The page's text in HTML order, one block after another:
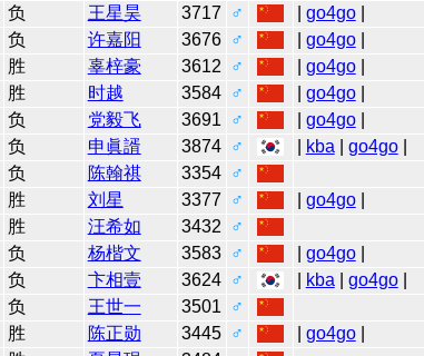
负 王星昊 3717 ♂ go4go|
负 许嘉阳 3676 ♂ go4go|
胜 辜梓豪 3612 ♂ go4go|
胜 时越 3584 ♂ go4go|
负 党毅飞 3691 ♂ go4go|
负 申眞諝 3874 ♂ kba go4go|
负 陈翰祺 3354
♂
胜 刘星 3377 ♂ go4go|
胜 汪希如 3432
♂
负 杨楷文 3583 ♂ go4go|
负 卞相壹 3624 ♂ kba go4go|
负 王世一 3501
♂
胜 陈正勋 3445 ♂ go4go|